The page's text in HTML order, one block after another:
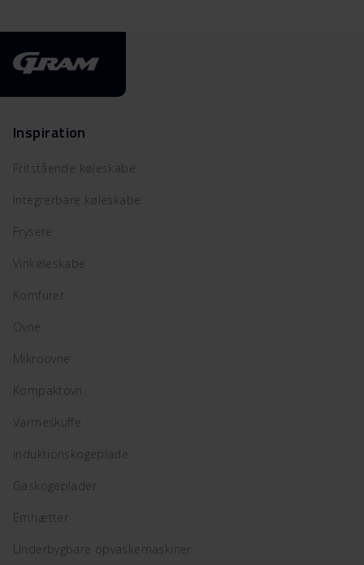
Inspiration
Fritstående køleskabe
Integrerbare køleskabe
Frysere
Vinkøleskabe
Komfurer
Ovne
Mikroovne
Kompaktovn
Varmeskuffe
Induktionskogeplade
Gaskogeplader
Emhætter
Underbygbare opvaskemaskiner